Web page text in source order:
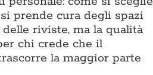
prende cura degli spazi
riviste, ma la qualità
chi crede che il
la maggior parte